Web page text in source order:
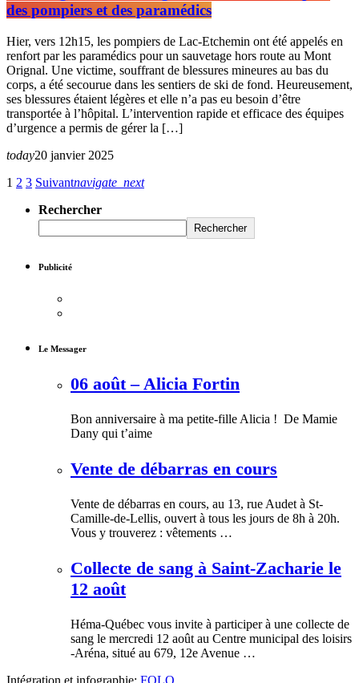
des pompiers et des paramédics
Hier, vers 12h15, les pompiers de Lac-Etchemin ont été appelés en
renfort par les paramédics pour un sauvetage hors route au Mont
Orignal. Une victime, souffrant de blessures mineures au bas du
corps, a été secourue dans les sentiers de ski de fond. Heureusement,
ses blessures étaient légères et elle n’a pas eu besoin d’être
transportée à l’hôpital. L’intervention rapide et efficace des équipes
d’urgence a permis de gérer la […]
today20 janvier 2025
1 2 3 Suivantnavigate_next
Rechercher
Rechercher
Publicité
Le Messager
06 août – Alicia Fortin
Bon anniversaire à ma petite-fille Alicia ! De Mamie
Dany qui t’aime
Vente de débarras en cours
Vente de débarras en cours, au 13, rue Audet à St-
Camille-de-Lellis, ouvert à tous les jours de 8h à 20h.
Vous y trouverez : vêtements …
Collecte de sang à Saint-Zacharie le
12 août
Héma-Québec vous invite à participer à une collecte de
sang le mercredi 12 août au Centre municipal des loisirs
-Aréna, situé au 679, 12e Avenue …
Intégration et infographie: FOLO